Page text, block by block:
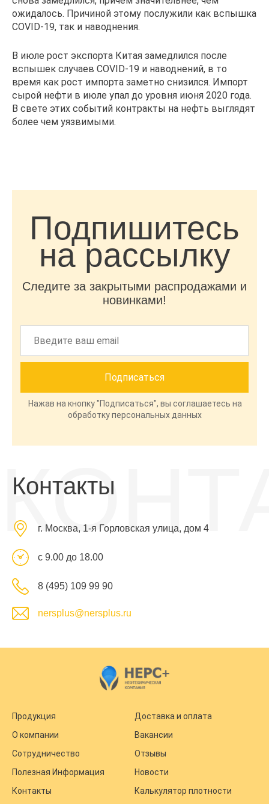
ожидалось. Причиной этому послужили как вспышка
COVID-19, так и наводнения.
В июле рост экспорта Китая замедлился после
вспышек случаев COVID-19 и наводнений, в то
время как рост импорта заметно снизился. Импорт
сырой нефти в июле упал до уровня июня 2020 года.
В свете этих событий контракты на нефть выглядят
более чем уязвимыми.
Подпишитесь
на рассылку
Следите за закрытыми распродажами и
новинками!
Нажав на кнопку "Подписаться", вы соглашаетесь на
обработку персональных данных
Контакты
г. Москва, 1-я Горловская улица, дом 4
с 9.00 до 18.00
8 (495) 109 99 90
nersplus@nersplus.ru
Продукция
Доставка и оплата
О компании
Вакансии
Сотрудничество
Отзывы
Полезная Информация
Новости
Контакты
Калькулятор плотности